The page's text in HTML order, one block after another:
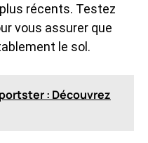
récents. Testez
vous assurer que
le sol.
: Découvrez